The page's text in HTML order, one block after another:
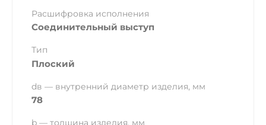
Расшифровка исполнения
Соединительный выступ
Тип
Плоский
dв — внутренний диаметр изделия, мм
78
b — толщина изделия, мм